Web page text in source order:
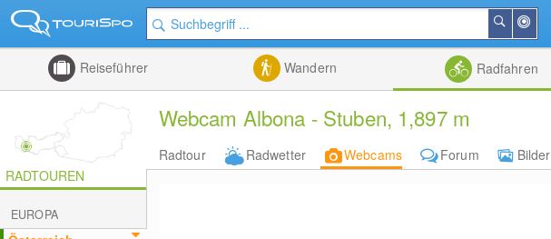
der
Suchen
Reiseführer Wandern Radfahren
Webcam Albona - Stuben, 1,897 m
Radtour Radwetter Webcams Forum
Bilder
RADTOUREN
EUROPA